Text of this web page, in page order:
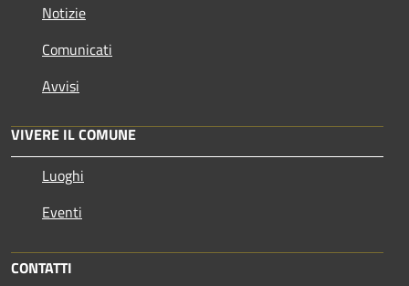
Notizie
Comunicati
Avvisi
VIVERE IL COMUNE
Luoghi
Eventi
CONTATTI